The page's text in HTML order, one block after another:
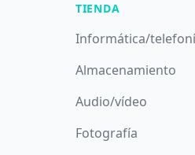
TIENDA
Informática/
Almacenamiento
Audio/vídeo
Fotografía